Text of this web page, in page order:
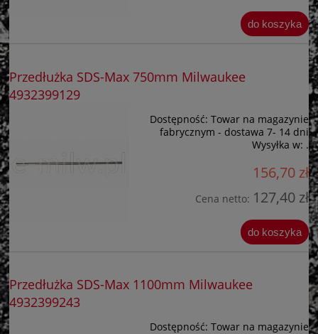
do koszyka
Przedłużka SDS-Max 750mm Milwaukee
4932399129
Dostępność: Towar na magazynie
fabrycznym - dostawa 7- 14 dni
Wysyłka w: .
156,70 zł
Cena netto: 127,40 zł
do koszyka
Przedłużka SDS-Max 1100mm Milwaukee
4932399243
Dostępność: Towar na magazynie